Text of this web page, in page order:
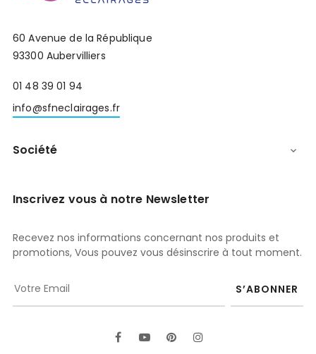
60 Avenue de la République
93300 Aubervilliers
01 48 39 01 94
info@sfneclairages.fr
Société 
Inscrivez vous à notre Newsletter
Recevez nos informations concernant nos produits et
promotions, Vous pouvez vous désinscrire à tout moment.
S’ABONNER
FacebookYouTubePinterest